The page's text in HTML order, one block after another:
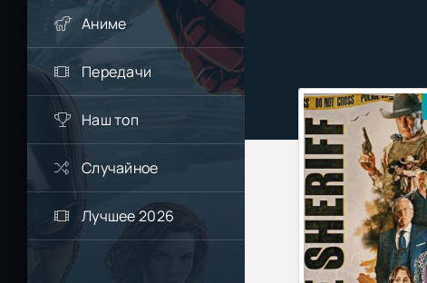
Аниме
Передачи
Наш топ
Случайное
Лучшее 2026